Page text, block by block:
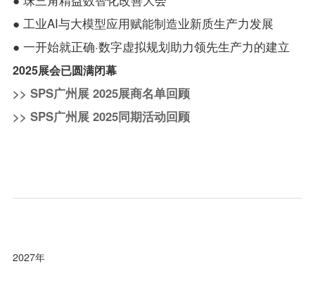
● 工业AI与大模型应用赋能制造业新质生产力发展
● 一开始就正确·数字虚拟规划助力领先生产力的建立
2025展会已圆满闭幕
>> SPS广州展 2025展商名单回顾
>> SPS广州展 2025同期活动回顾
2027年